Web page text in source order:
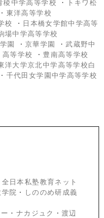
稜中学高等学校 ・
トキワ松
・ 東洋高等学校
校 ・ 日本橋女学館中学高等
場中学高等学校
園 ・京華学園 ・武蔵野中
高等学校 ・ 豊南高等学校
洋大学京北中学高等学校白
・ 千代田女学園中学高等学校
全日本私塾教育ネット
学院 ・
しののめ研成義
・ ナカジュク ・ 渡辺